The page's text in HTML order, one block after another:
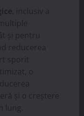
, inclusiv a
și pentru
reducerea
sporit
o
și o creștere
lung.